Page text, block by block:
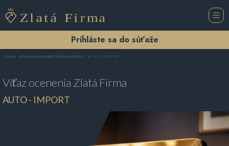
Prihláste sa do súťaže
Domov Predajca automobilov Dražkovce pri Mart. AUTO - IMPORT
Víťaz ocenenia Zlatá Firma
AUTO - IMPORT